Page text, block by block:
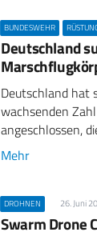
BUNDESWEHR
Deutschland
Deutschland hat
wachsenden
angeschlossen,
Mehr
DROHNEN 26. Juni
Swarm Drone